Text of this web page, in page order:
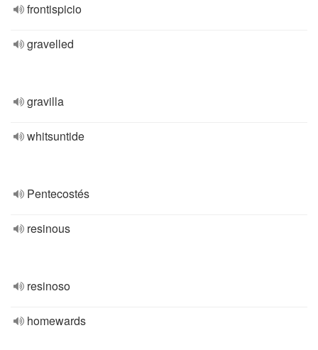
frontispicio
gravelled
gravilla
whitsuntide
Pentecostés
resinous
resinoso
homewards